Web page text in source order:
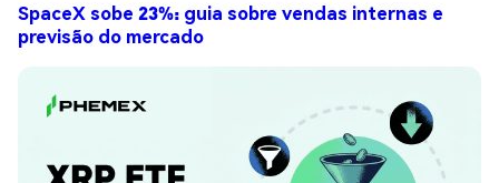
SpaceX sobe 23%: guia sobre vendas internas e
previsão do mercado